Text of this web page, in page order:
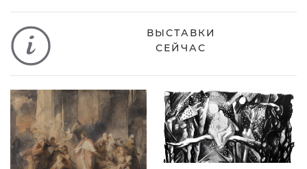
ВЫСТАВКИ
СЕЙЧАС